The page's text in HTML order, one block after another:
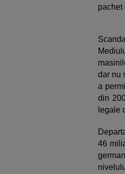
pachet
dar nu
a
din
legale
46